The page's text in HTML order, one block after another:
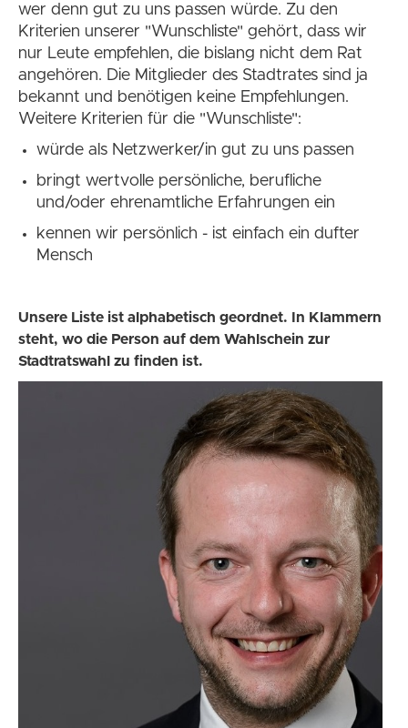
wer denn gut zu uns passen würde. Zu den
Kriterien unserer "Wunschliste" gehört, dass wir
nur Leute empfehlen, die bislang nicht dem Rat
angehören. Die Mitglieder des Stadtrates sind ja
bekannt und benötigen keine Empfehlungen.
Weitere Kriterien für die "Wunschliste":
würde als Netzwerker/in gut zu uns passen
bringt wertvolle persönliche, berufliche
und/oder ehrenamtliche Erfahrungen ein
kennen wir persönlich - ist einfach ein dufter
Mensch
Unsere Liste ist alphabetisch geordnet. In Klammern
steht, wo die Person auf dem Wahlschein zur
Stadtratswahl zu finden ist.